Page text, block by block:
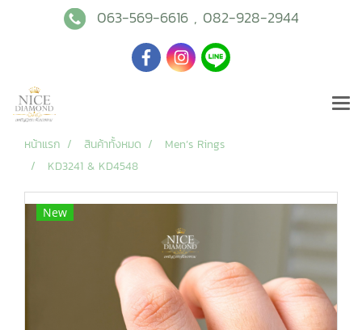
063-569-6616, 082-928-2944
หน้าแรก สินค้าทั้งหมด
Men’s Rings
KD3241 & KD4548
New